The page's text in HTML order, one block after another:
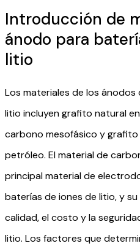
Introducción de
ánodo para
litio
Los materiales de los
litio incluyen grafito natural
carbono mesofásico y
petróleo. El material de
principal material de
baterías de iones de litio, y
calidad, el costo y la
litio. Los factores que